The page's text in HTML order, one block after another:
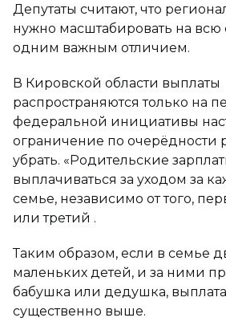
Депутаты считают, что
нужно масштабировать на всю
одним важным отличием.
В Кировской области выплаты
распространяются только на
федеральной инициативы
ограничение по
убрать. «Родительские
выплачиваться за уходом за
семье, независимо от того,
или третий .
Таким образом, если в семье
маленьких детей, и за ними
бабушка или дедушка,
существенно выше.